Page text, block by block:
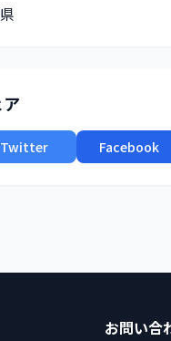
Twitter Facebook
お問い合